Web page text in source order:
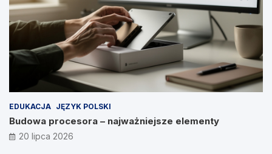
EDUKACJA JĘZYK POLSKI
Budowa procesora – najważniejsze elementy
20 lipca 2026